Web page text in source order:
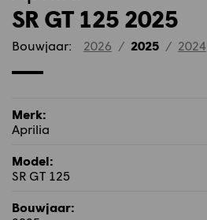
SR GT 125 2025
Bouwjaar: 2026 / 2025 / 2024
Merk:
Aprilia
Model:
SR GT 125
Bouwjaar: